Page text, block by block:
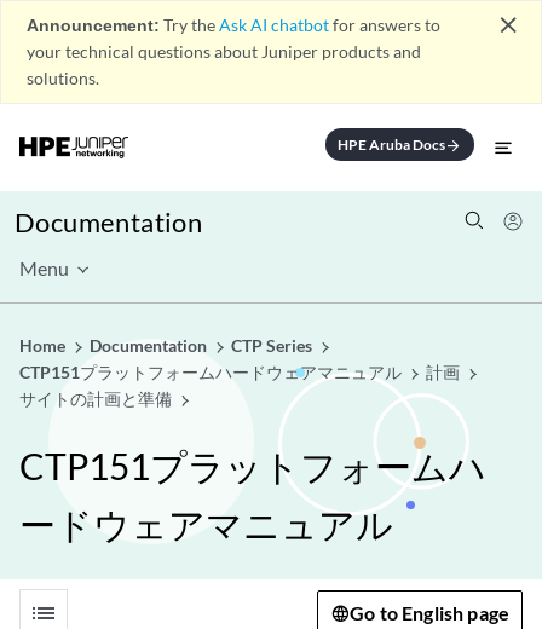
Announcement: Try theAsk AI chatbotfor answers to
your technical questions about Juniper products and
solutions.
close
HPE Aruba Docsarrow_forward
Documentation
Menu
Home Documentation
CTP Series
CTP151プラットフォームハードウェアマニュアル
計画
サイトの計画と準備
CTP151プラットフォームハ
ードウェアマニュアル
list Go to English page